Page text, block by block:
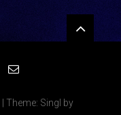
Theme: Singl by